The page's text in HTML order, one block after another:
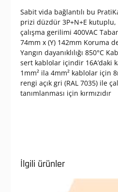
Sabit vida bağlantılı bu
prizi düzdür 3P+N+E kutuplu,
çalışma gerilimi 400VAC
74mm x (Y) 142mm Koruma
Yangın dayanıklılığı 850°C
sert kablolar içindir 16A’daki
1mm² ila 4mm² kablolar için
rengi açık gri (RAL 7035) ile
tanımlanması için kırmızıdır
İlgili ürünler